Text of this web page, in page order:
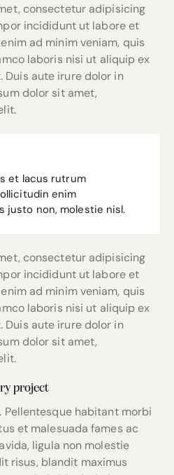
consectetur adipisicing
incididunt ut labore et
ad minim veniam, quis
laboris nisi ut aliquip ex
Duis aute irure dolor in
dolor sit amet,
et lacus rutrum
enim
justo non, molestie nisl.
consectetur adipisicing
incididunt ut labore et
ad minim veniam, quis
laboris nisi ut aliquip ex
Duis aute irure dolor in
dolor sit amet,
project
Pellentesque habitant morbi
et malesuada fames ac
ligula non molestie
risus, blandit maximus